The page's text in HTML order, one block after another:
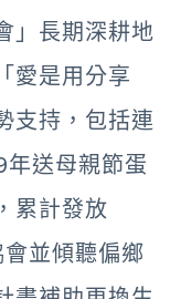
」長期深耕地
愛是用分享
支持，包括連
送母親節蛋
累計發放
並傾聽偏鄉